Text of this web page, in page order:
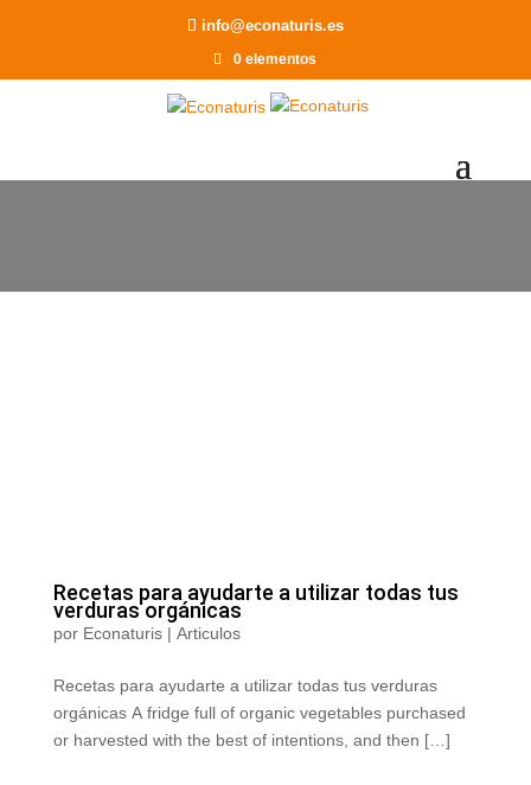
info@econaturis.es
0 elementos
Recetas para ayudarte a utilizar todas tus
verduras orgánicas
por Econaturis| Articulos
Recetas para ayudarte a utilizar todas tus verduras
orgánicas A fridge full of organic vegetables purchased
or harvested with the best of intentions, and then […]